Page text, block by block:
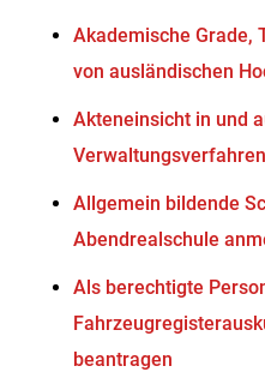
Akademische Grade,
von ausländischen
Akteneinsicht in und
Allgemein bildende
Abendrealschule
Als berechtigte
beantragen